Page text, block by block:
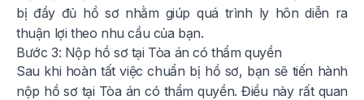
bị đầy đủ hồ sơ nhằm giúp quá trình ly hôn diễn ra
thuận lợi theo nhu cầu của bạn.
Bước 3: Nộp hồ sơ tại Tòa án có thẩm quyền
Sau khi hoàn tất việc chuẩn bị hồ sơ, bạn sẽ tiến hành
nộp hồ sơ tại Tòa án có thẩm quyền. Điều này rất quan